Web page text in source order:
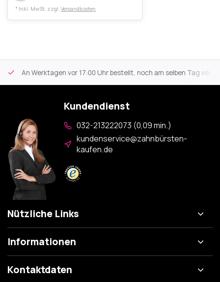
* Inkl. MwSt. zzgl. Versandkosten
An Werktagen vor 17:00 Uhr bestellt, noch am selben Tag
Kundendienst
032-213222073 (0,09 min.)
kundenservice@zahnbürsten-
kaufen.de
Nützliche Links
Informationen
Kontaktdaten